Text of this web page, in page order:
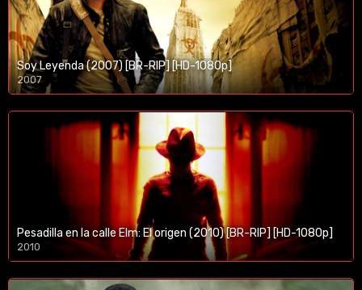
Soy Leyenda (2007) [BR-RIP] [HD-1080p]
2007
1080p/720p
Pesadilla en la calle Elm: El origen (2010) [BR-RIP] [HD-1080p]
2010
1080p/720p